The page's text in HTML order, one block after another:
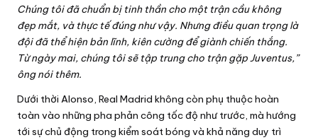
Chúng tôi đã chuẩn bị tinh thần cho một trận cầu không
đẹp mắt, và thực tế đúng như vậy. Nhưng điều quan trọng là
đội đã thể hiện bản lĩnh, kiên cường để giành chiến thắng.
Từ ngày mai, chúng tôi sẽ tập trung cho trận gặp Juventus,”
ông nói thêm.
Dưới thời Alonso, Real Madrid không còn phụ thuộc hoàn
toàn vào những pha phản công tốc độ như trước, mà hướng
tới sự chủ động trong kiểm soát bóng và khả năng duy trì